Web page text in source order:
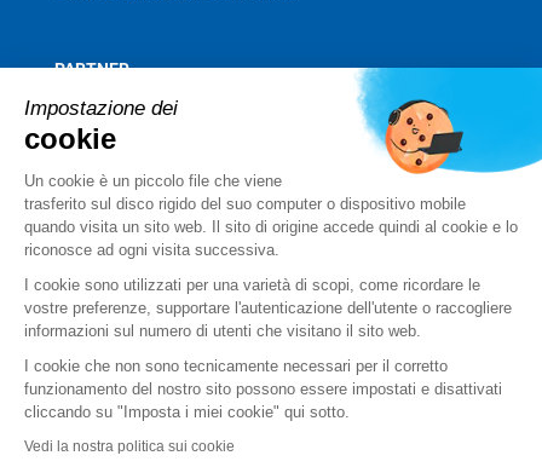
PARTNER
Trova un partner
Diventa partner
Supporto tecnico
Servizi professionali
Calendario dei corsi
Threat Intelligence
Stormshield Academy
Documentazione tecnica
Impostazione dei
cookie
Un cookie è un piccolo file che viene
trasferito sul disco rigido del suo computer o dispositivo mobile
quando visita un sito web. Il sito di origine accede quindi al cookie e lo
riconosce ad ogni visita successiva.
I cookie sono utilizzati per una varietà di scopi, come ricordare le
vostre preferenze, supportare l'autenticazione dell'utente o raccogliere
informazioni sul numero di utenti che visitano il sito web.
I cookie che non sono tecnicamente necessari per il corretto
funzionamento del nostro sito possono essere impostati e disattivati
cliccando su "Imposta i miei cookie" qui sotto.
Vedi la nostra politica sui cookie